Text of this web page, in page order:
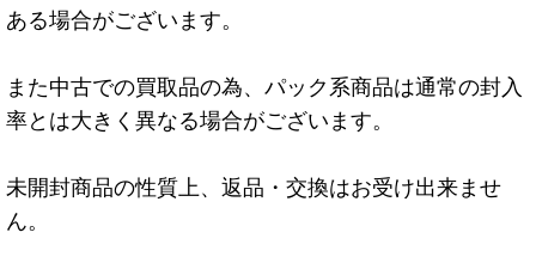
ある場合がございます。
また中古での買取品の為、パック系商品は通常の封入
率とは大きく異なる場合がございます。
未開封商品の性質上、返品・交換はお受け出来ませ
ん。